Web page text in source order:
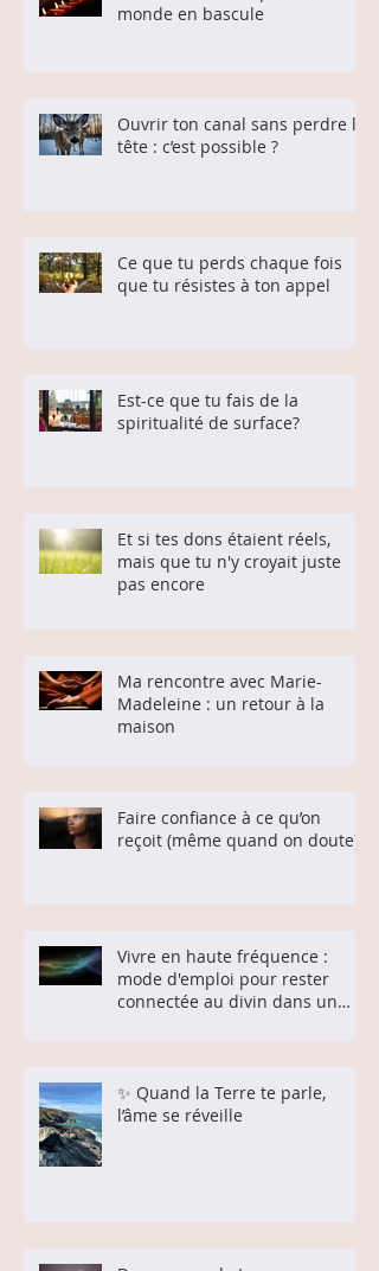
monde en bascule
Ouvrir ton canal sans perdre la
tête : c’est possible ?
Ce que tu perds chaque fois
que tu résistes à ton appel
Est-ce que tu fais de la
spiritualité de surface?
Et si tes dons étaient réels,
mais que tu n'y croyait juste
pas encore
Ma rencontre avec Marie-
Madeleine : un retour à la
maison
Faire confiance à ce qu’on
reçoit (même quand on doute)
Vivre en haute fréquence :
mode d'emploi pour rester
connectée au divin dans un
✨ Quand la Terre te parle,
l’âme se réveille